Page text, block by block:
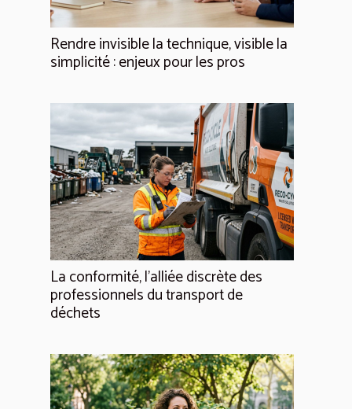
Rendre invisible la technique, visible la
simplicité : enjeux pour les pros
La conformité, l'alliée discrète des
professionnels du transport de
déchets